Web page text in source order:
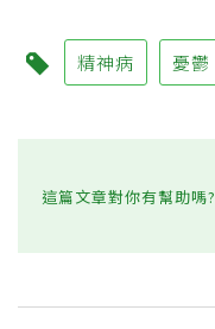
精神病 憂鬱
這篇文章對你有幫助嗎?